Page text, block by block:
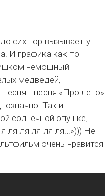
сих пор вызывает у
И графика как-то
немощный
медведей,
песня «Про лето»
Так и
солнечной опушке,
ля-ля-ля-ля-ля…»))) Не
очень нравится